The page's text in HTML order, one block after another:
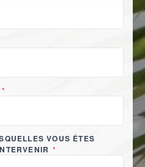
*
VOUS ÊTES
*